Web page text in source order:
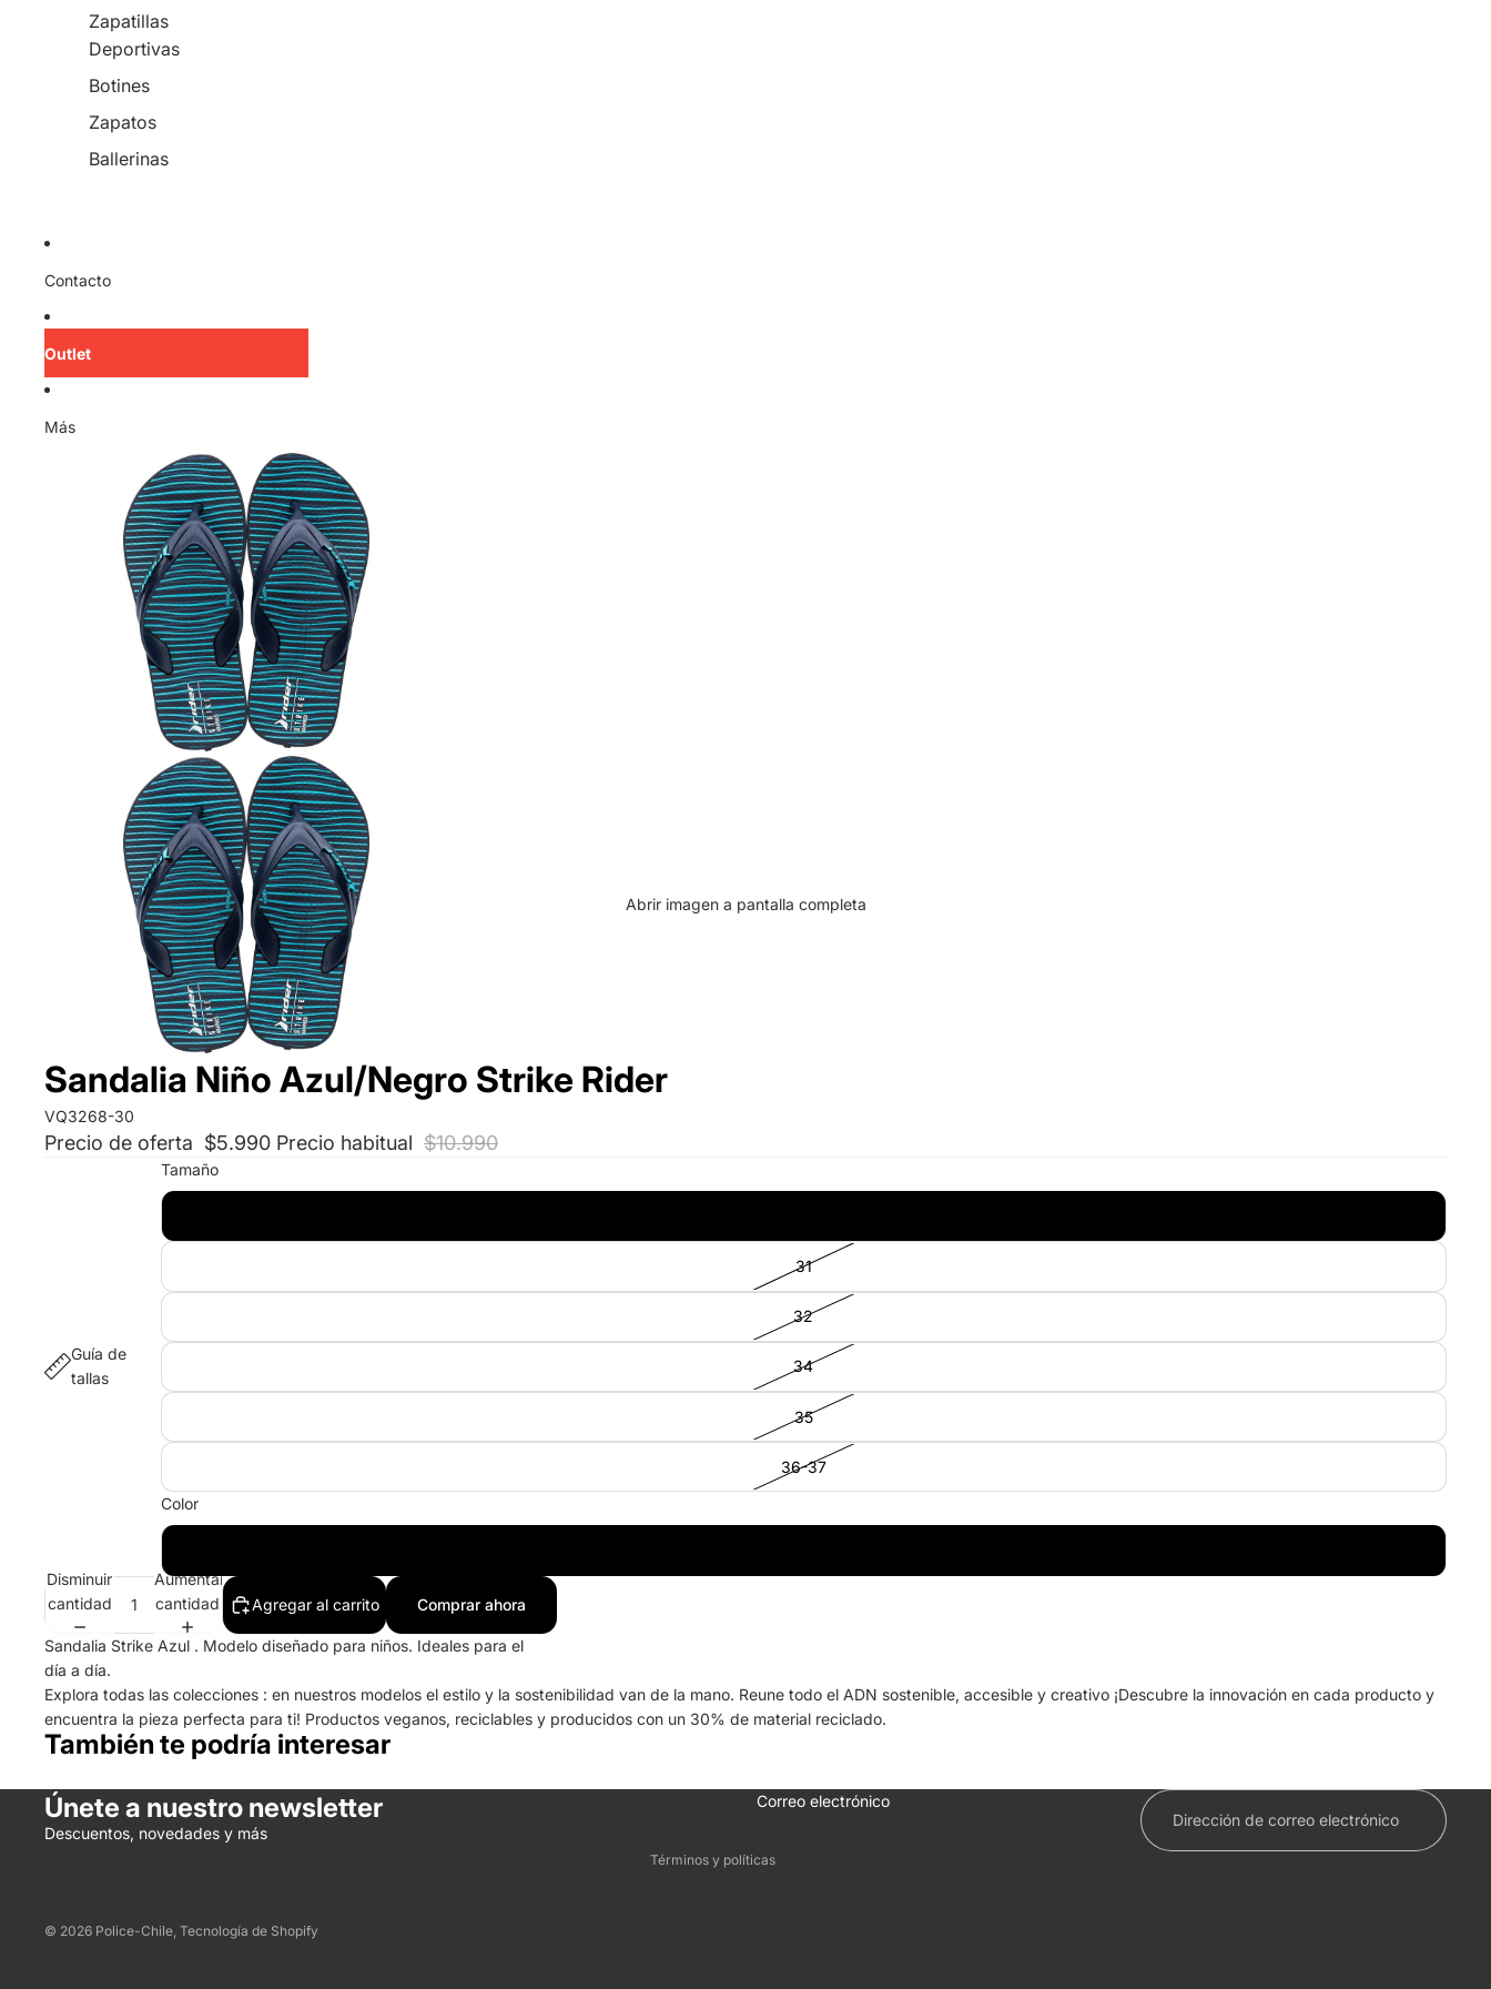
Zapatillas
Deportivas
Botines
Zapatos
Ballerinas
Contacto
Outlet
Más
Abrir imagen a pantalla completa
Sandalia Niño Azul/Negro Strike Rider
VQ3268-30
Precio de oferta $5.990 Precio habitual $10.990
Guía de
tallas
Tamaño
31
32
34
35
36-37
Color
Disminuir
cantidad
Aumentar
cantidad
Agregar al carrito Comprar ahora
Sandalia Strike Azul . Modelo diseñado para niños. Ideales para el
día a día.
Explora todas las colecciones : en nuestros modelos el estilo y la sostenibilidad van de la mano. Reune todo el ADN sostenible, accesible y creativo ¡Descubre la innovación en cada producto y
encuentra la pieza perfecta para ti! Productos veganos, reciclables y producidos con un 30% de material reciclado.
También te podría interesar
Únete a nuestro newsletter
Descuentos, novedades y más
Correo electrónico
© 2026 Police-Chile, Tecnología de Shopify
Términos y políticas
Política de reembolso
Términos del servicio